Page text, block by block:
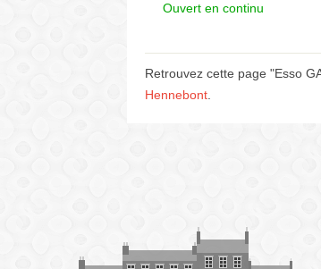
Ouvert en continu
Retrouvez cette page "Esso
Hennebont